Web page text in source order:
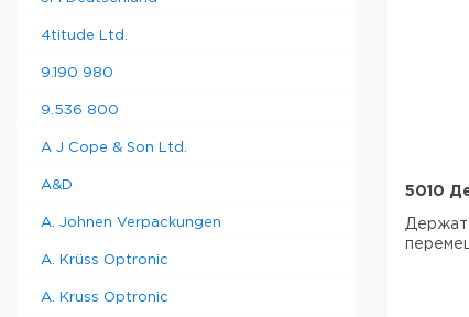
4titude Ltd.
9.190 980
9.536 800
A J Cope & Son Ltd.
A&D
A. Johnen Verpackungen
A. Krüss Optronic
A. Kruss Optronic
5010